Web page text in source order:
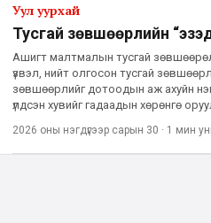
Уул уурхай
Тусгай зөвшөөрлийн
Ашигт малтмалын тусгай
үзвэл, нийт олгосон тусгай
зөвшөөрлийг дотоодын аж ахуйн
үлдсэн хувийг гадаадын хөрөнгө
2026 оны нэгдүгээр сарын 30 · 1 мин